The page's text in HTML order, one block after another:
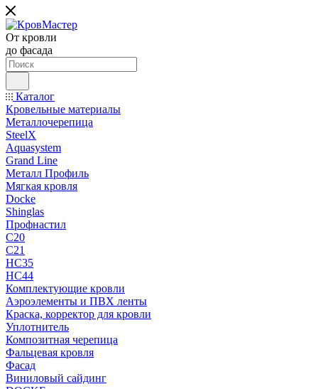
От кровли
до фасада
Каталог
Кровельные материалы
Металлочерепица
SteelX
Aquasystem
Grand Line
Металл Профиль
Мягкая кровля
Docke
Shinglas
Профнастил
C20
C21
НС35
НС44
Комплектующие кровли
Аэроэлементы и ПВХ ленты
Краска, корректор для кровли
Уплотнитель
Композитная черепица
Фальцевая кровля
Фасад
Виниловый сайдинг